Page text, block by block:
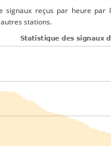
signaux reçus par heure par
stations.